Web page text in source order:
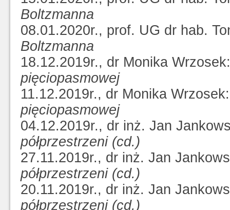
Boltzmanna
08.01.2020r., prof. UG dr hab.
Boltzmanna
18.12.2019r., dr Monika
pięciopasmowej
11.12.2019r., dr Monika
pięciopasmowej
04.12.2019r., dr inż. Jan
półprzestrzeni (cd.)
27.11.2019r., dr inż. Jan
półprzestrzeni (cd.)
20.11.2019r., dr inż. Jan
półprzestrzeni (cd.)